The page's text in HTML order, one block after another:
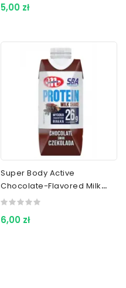
5,00 zł
Super Body Active
Chocolate-Flavored Milk
Protein Drink 350 G
6,00 zł